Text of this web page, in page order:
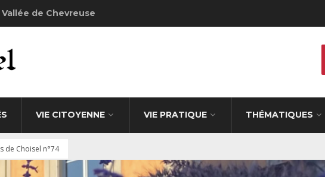
de Chevreuse
VIE CITOYENNE VIE PRATIQUE THÉMATIQUES
de Choisel n°74